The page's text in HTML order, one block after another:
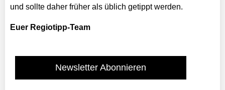
und sollte daher früher als üblich getippt werden.
Euer Regiotipp-Team
Newsletter Abonnieren